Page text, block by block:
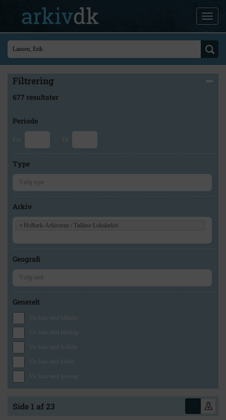
Filtrering
677 resultater
Periode
Fra Til
Type
Arkiv
× Holbæk-Arkiverne / Tølløse Lokalarkiv
Geografi
Generelt
Vis kun med billeder
Vis kun med filmklip
Vis kun med lydklip
Vis kun med kilder
Vis kun med geo-tag
Side 1 af 23